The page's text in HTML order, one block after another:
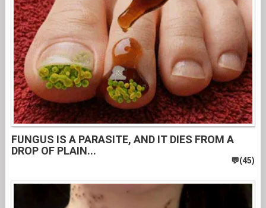
FUNGUS IS A PARASITE, AND IT DIES FROM A
DROP OF PLAIN...